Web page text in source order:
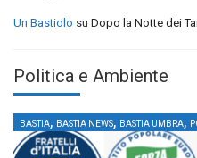
Un Bastiolo su Dopo la Notte dei
Politica e Ambiente
BASTIA, BASTIA NEWS, BASTIA UMBRA,